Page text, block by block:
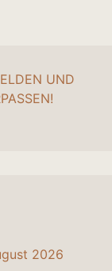
UND
2026